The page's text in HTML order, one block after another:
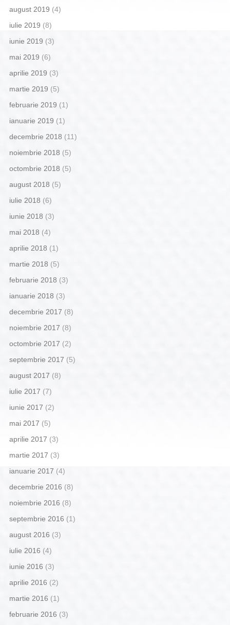
august 2019 (4)
iulie 2019 (8)
iunie 2019 (3)
mai 2019 (6)
aprilie 2019 (3)
martie 2019 (5)
februarie 2019 (1)
ianuarie 2019 (1)
decembrie 2018 (11)
noiembrie 2018 (5)
octombrie 2018 (5)
august 2018 (5)
iulie 2018 (6)
iunie 2018 (3)
mai 2018 (4)
aprilie 2018 (1)
martie 2018 (5)
februarie 2018 (3)
ianuarie 2018 (3)
decembrie 2017 (8)
noiembrie 2017 (8)
octombrie 2017 (2)
septembrie 2017 (5)
august 2017 (8)
iulie 2017 (7)
iunie 2017 (2)
mai 2017 (5)
aprilie 2017 (3)
martie 2017 (3)
ianuarie 2017 (4)
decembrie 2016 (8)
noiembrie 2016 (8)
septembrie 2016 (1)
august 2016 (3)
iulie 2016 (4)
iunie 2016 (3)
aprilie 2016 (2)
martie 2016 (1)
februarie 2016 (3)